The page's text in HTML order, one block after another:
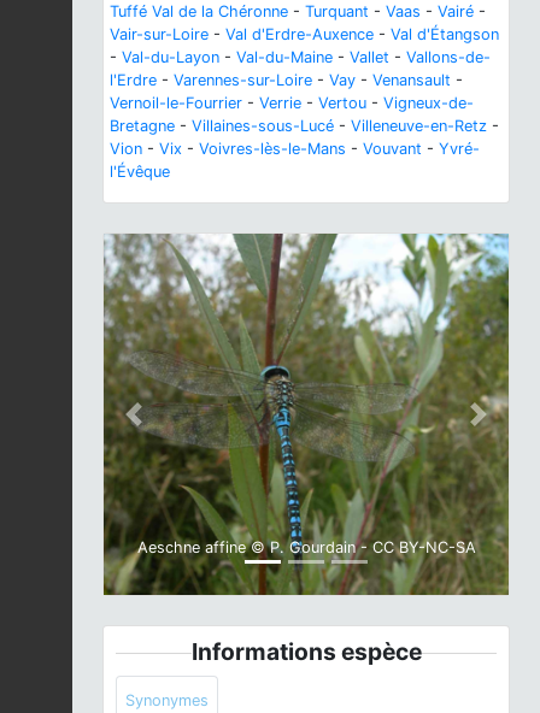
Tuffé Val de la Chéronne - Turquant - Vaas - Vairé -
Vair-sur-Loire - Val d'Erdre-Auxence - Val d'Étangson
- Val-du-Layon - Val-du-Maine - Vallet - Vallons-de-
l'Erdre - Varennes-sur-Loire - Vay - Venansault -
Vernoil-le-Fourrier - Verrie - Vertou - Vigneux-de-
Bretagne - Villaines-sous-Lucé - Villeneuve-en-Retz -
Vion - Vix - Voivres-lès-le-Mans - Vouvant - Yvré-
l'Évêque
Aeschne affine © P. Gourdain - CC BY-NC-SA
Previous Next
Informations espèce
Synonymes